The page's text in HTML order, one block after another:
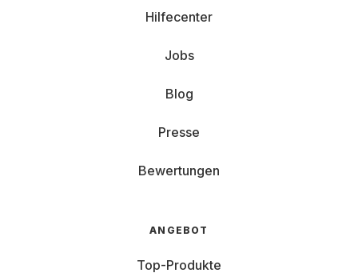
Hilfecenter
Jobs
Blog
Presse
Bewertungen
ANGEBOT
Top-Produkte